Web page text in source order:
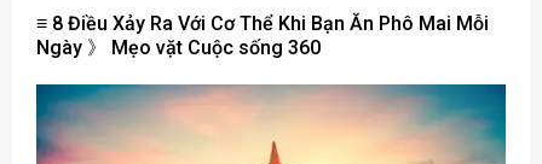
≡ 8 Điều Xảy Ra Với Cơ Thể Khi Bạn Ăn Phô Mai Mỗi
Ngày 》 Mẹo vặt Cuộc sống 360